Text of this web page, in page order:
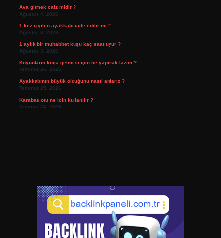
Ava gitmek caiz midir ?
Ağustos 4, 2026
1 kez giyilen ayakkabı iade edilir mi ?
Ağustos 3, 2026
1 aylık bir muhabbet kuşu kaç saat uyur ?
Ağustos 3, 2026
Koyunların koça gelmesi için ne yapmak lazım ?
Temmuz 26, 2026
Ayakkabının büyük olduğunu nasıl anlarız ?
Temmuz 25, 2026
Karabaş otu ne için kullanılır ?
Temmuz 24, 2026